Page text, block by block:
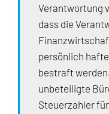
Verantwortung
dass die
persönlich
bestraft
unbeteiligte
Steuerzahler